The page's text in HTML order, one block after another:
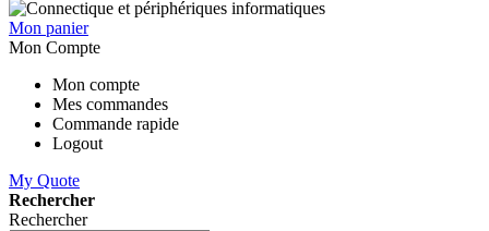
Mon panier
Mon Compte
Mon compte
Mes commandes
Commande rapide
Logout
My Quote
Rechercher
Rechercher